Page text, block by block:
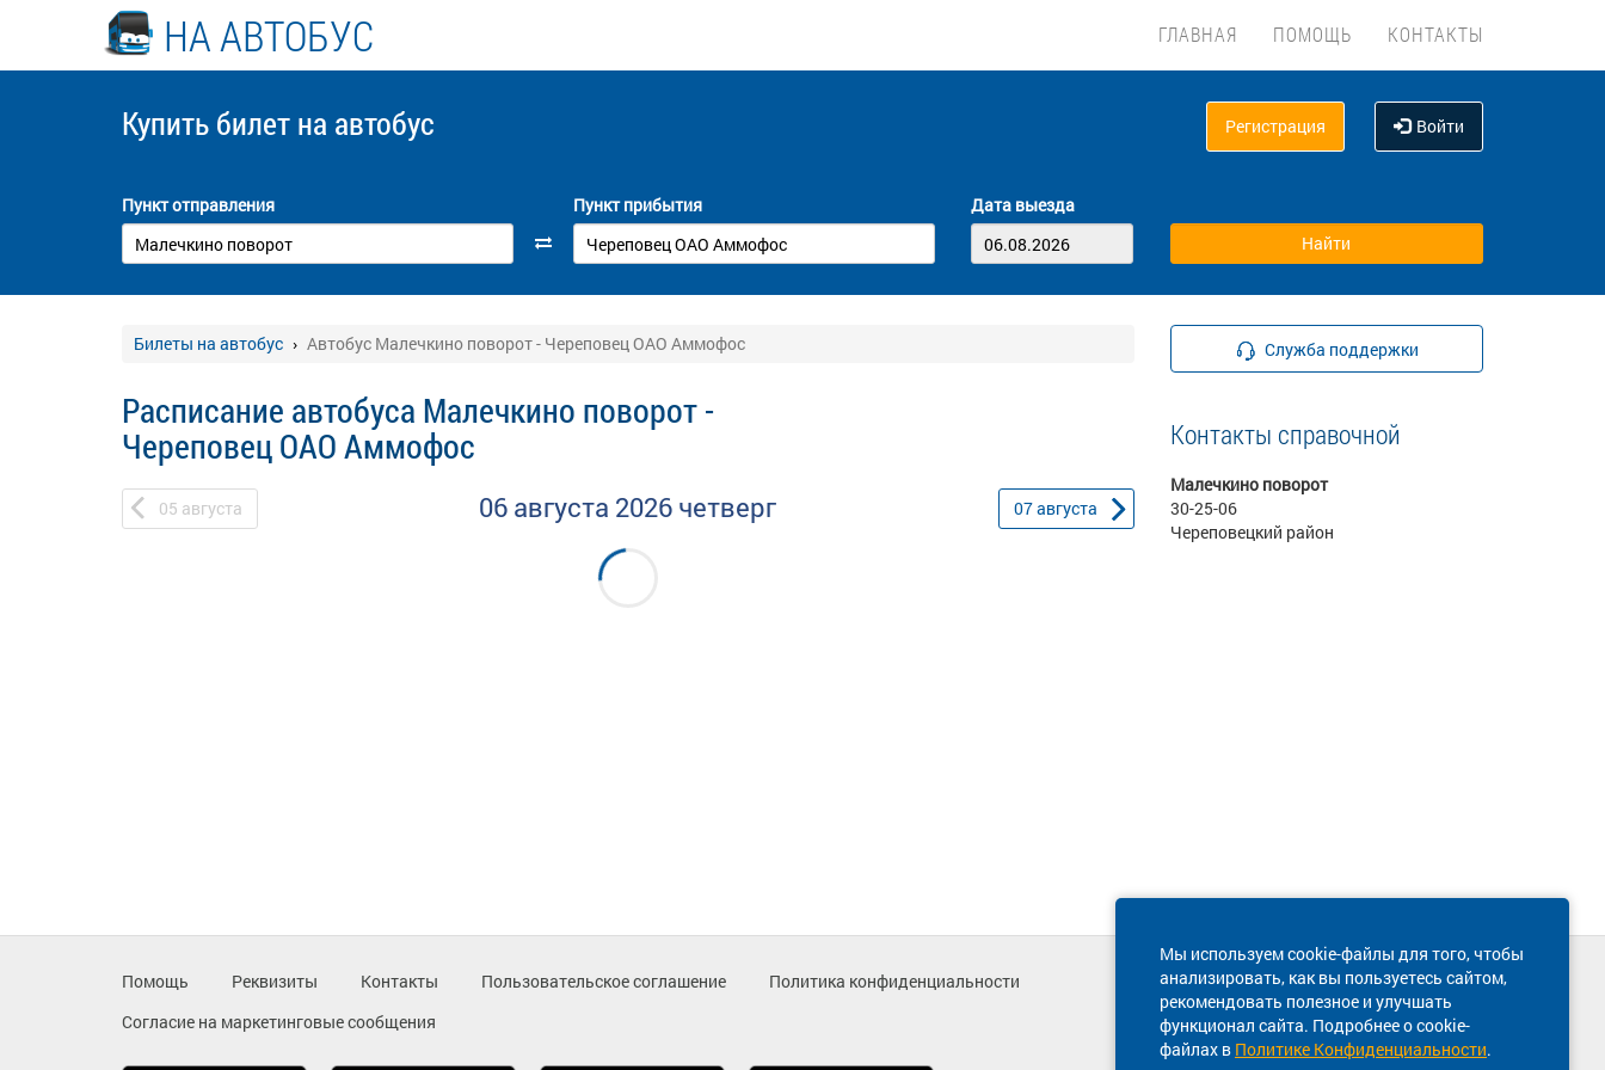
НА АВТОБУС ГЛАВНАЯ ПОМОЩЬ КОНТАКТЫ
Купить билет на автобус Регистрация Войти
Пункт отправления Пункт прибытия Дата выезда
Билеты на автобус Автобус Малечкино поворот - Череповец ОАО Аммофос
Расписание автобуса Малечкино поворот -
Череповец ОАО Аммофос
05 августа 06 августа 2026 четверг 07августа
Служба поддержки
Контакты справочной
Малечкино поворот
30-25-06
Череповецкий район
Мы используем cookie-файлы для того, чтобы
анализировать, как вы пользуетесь сайтом,
рекомендовать полезное и улучшать
функционал сайта. Подробнее о cookie-
файлах в Политике Конфиденциальности.
Помощь Реквизиты Контакты Пользовательское соглашение
Политика конфиденциальности
Согласие на маркетинговые сообщения
Техническая поддержка сайта
8 800 600-03-38